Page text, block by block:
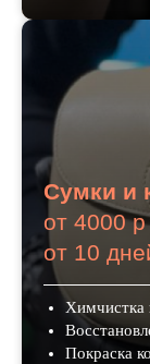
Сумки и
от 4000 р
от 10
Химчистка
Покраска